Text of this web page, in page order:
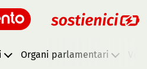
Organi parlamentari